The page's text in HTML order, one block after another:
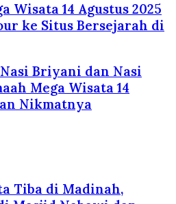
Wisata 14 Agustus 2025
ke Situs Bersejarah di
Briyani dan Nasi
Mega Wisata 14
Nikmatnya
Tiba di Madinah,